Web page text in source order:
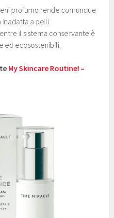
profumo rende comunque
inadatta a pelli
il sistema conservante è
ed ecosostenibili.
My Skincare Routine! –